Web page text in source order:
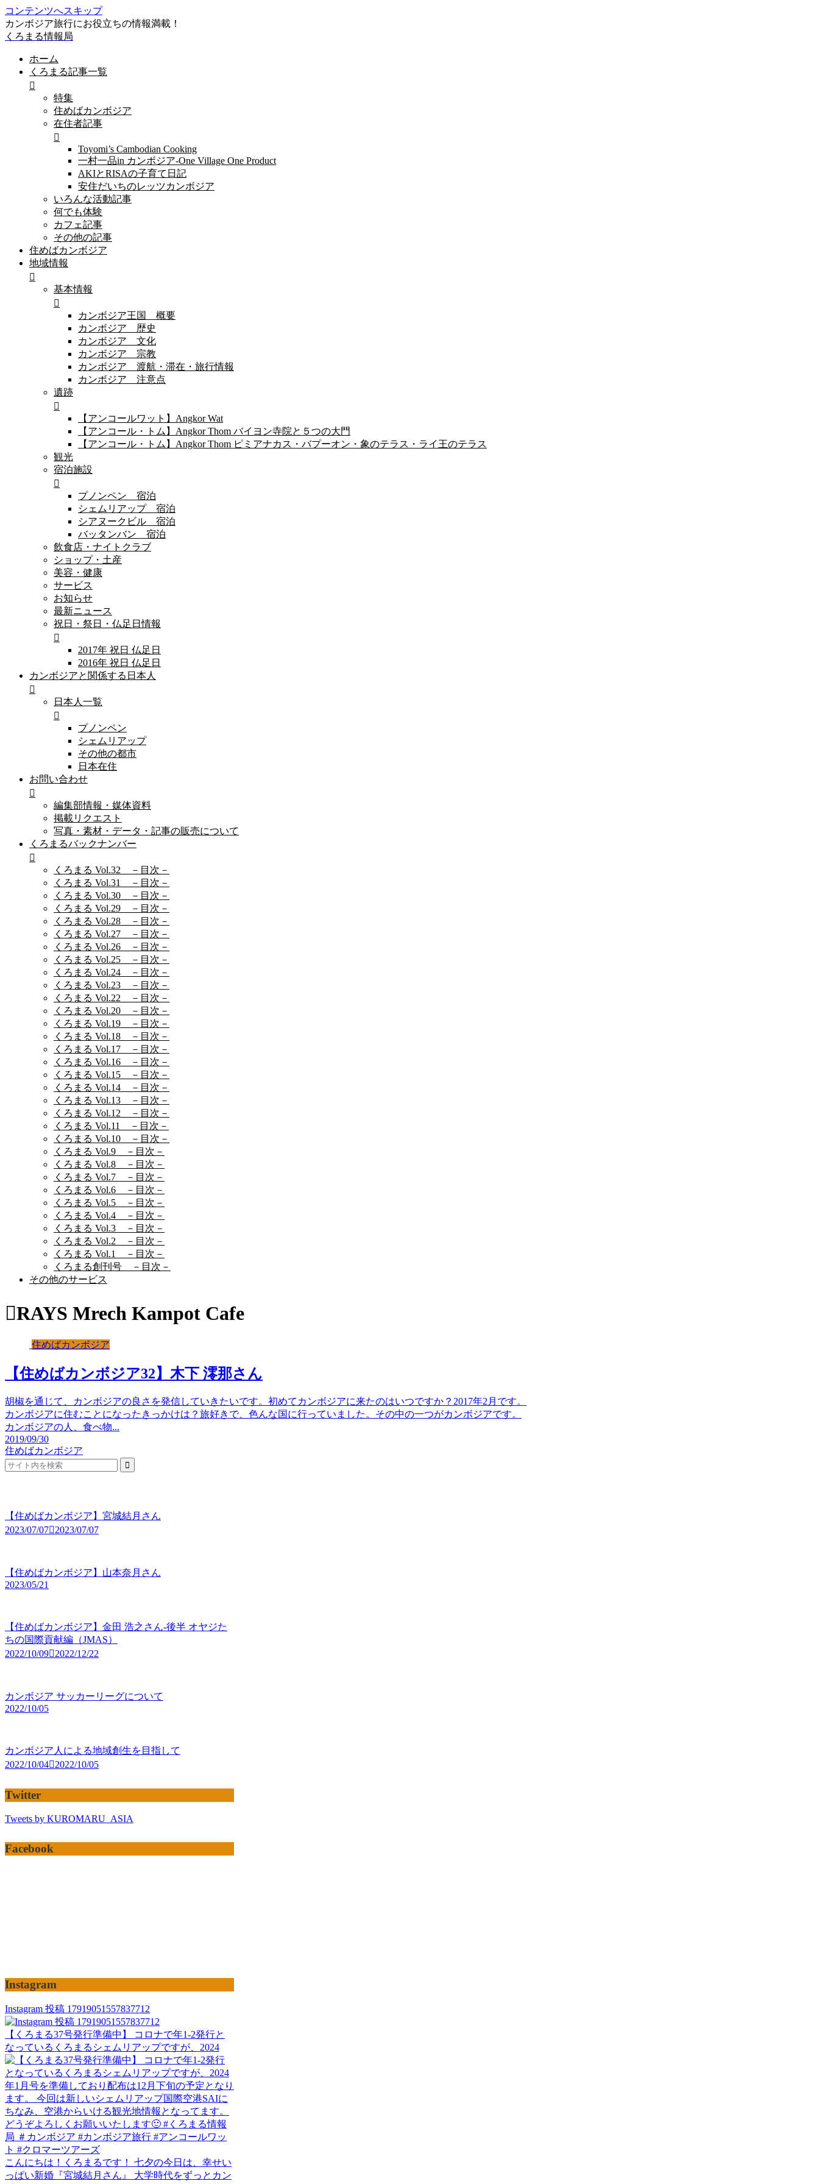
コンテンツへスキップ
カンボジア旅行にお役立ちの情報満載！
くろまる情報局
ホーム
くろまる記事一覧
特集
住めばカンボジア
在住者記事
Toyomi’s Cambodian Cooking
一村一品in カンボジア-One Village One Product
AKIとRISAの子育て日記
安住だいちのレッツカンボジア
いろんな活動記事
何でも体験
カフェ記事
その他の記事
住めばカンボジア
地域情報
基本情報
カンボジア王国 概要
カンボジア 歴史
カンボジア 文化
カンボジア 宗教
カンボジア 渡航・滞在・旅行情報
カンボジア 注意点
遺跡
【アンコールワット】Angkor Wat
【アンコール・トム】Angkor Thom バイヨン寺院と５つの大門
【アンコール・トム】Angkor Thom ピミアナカス・バプーオン・象のテラス・ライ王のテラス
観光
宿泊施設
プノンペン 宿泊
シェムリアップ 宿泊
シアヌークビル 宿泊
バッタンバン 宿泊
飲食店・ナイトクラブ
ショップ・土産
美容・健康
サービス
お知らせ
最新ニュース
祝日・祭日・仏足日情報
2017年 祝日 仏足日
2016年 祝日 仏足日
カンボジアと関係する日本人
日本人一覧
プノンペン
シェムリアップ
その他の都市
日本在住
お問い合わせ
編集部情報・媒体資料
掲載リクエスト
写真・素材・データ・記事の販売について
くろまるバックナンバー
くろまる Vol.32 －目次－
くろまる Vol.31 －目次－
くろまる Vol.30 －目次－
くろまる Vol.29 －目次－
くろまる Vol.28 －目次－
くろまる Vol.27 －目次－
くろまる Vol.26 －目次－
くろまる Vol.25 －目次－
くろまる Vol.24 －目次－
くろまる Vol.23 －目次－
くろまる Vol.22 －目次－
くろまる Vol.20 －目次－
くろまる Vol.19 －目次－
くろまる Vol.18 －目次－
くろまる Vol.17 －目次－
くろまる Vol.16 －目次－
くろまる Vol.15 －目次－
くろまる Vol.14 －目次－
くろまる Vol.13 －目次－
くろまる Vol.12 －目次－
くろまる Vol.11 －目次－
くろまる Vol.10 －目次－
くろまる Vol.9 －目次－
くろまる Vol.8 －目次－
くろまる Vol.7 －目次－
くろまる Vol.6 －目次－
くろまる Vol.5 －目次－
くろまる Vol.4 －目次－
くろまる Vol.3 －目次－
くろまる Vol.2 －目次－
くろまる Vol.1 －目次－
くろまる創刊号 －目次－
その他のサービス
RAYS Mrech Kampot Cafe
住めばカンボジア
【住めばカンボジア32】木下 澪那さん
胡椒を通じて、カンボジアの良さを発信していきたいです。初めてカンボジアに来たのはいつですか？2017年2月です。
カンボジアに住むことになったきっかけは？旅好きで、色んな国に行っていました。その中の一つがカンボジアです。
カンボジアの人、食べ物...
2019/09/30
住めばカンボジア
【住めばカンボジア】宮城結月さん
2023/07/07 2023/07/07
【住めばカンボジア】山本奈月さん
2023/05/21
【住めばカンボジア】金田 浩之さん-後半 オヤジた
ちの国際貢献編（JMAS）
2022/10/09 2022/12/22
カンボジア サッカーリーグについて
2022/10/05
カンボジア人による地域創生を目指して
2022/10/04 2022/10/05
Twitter
Tweets by KUROMARU_ASIA
Facebook
Instagram
Instagram 投稿 17919051557837712
【くろまる37号発行準備中】 コロナで年1-2発行と
なっているくろまるシェムリアップですが、2024
こんにちは！くろまるです！ 七夕の今日は、幸せい
っぱい新婚『宮城結月さん』 大学時代をずっとカン